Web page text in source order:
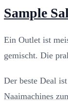
Sample
Ein Outlet ist
gemischt. Die
Der beste Deal
Naaimachines